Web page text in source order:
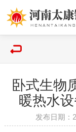
卧式生物
暖热水
发布日期：